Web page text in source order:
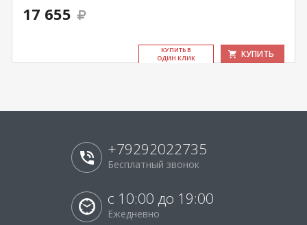
17 655
КУ­ПИТЬ В
ОДИН КЛИК
КУПИТЬ
+79292022735
Бесплатный звонок
с 10:00 до 19:00
Ежедневно